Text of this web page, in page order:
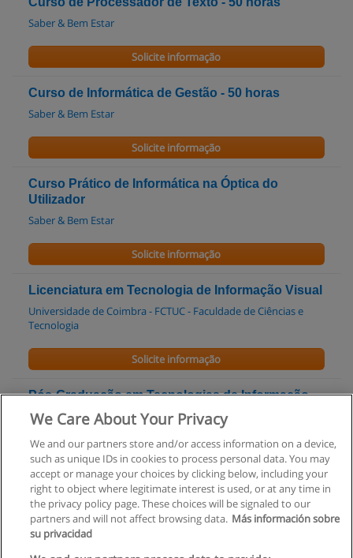
Saber & Bem Estar
Solicite informação
Curso de Informática de Gestão - 50 horas
Saber & Bem Estar
Solicite informação
Curso Prático de Informática na Óptica do
Utilizador
Saber & Bem Estar
Solicite informação
Licenciatura em Tecnologia de Informação Visual
Universidade de Coimbra - FCTUC - Faculdade de Ciências e
Tecnologia
Solicite informação
Pós-Graduação em Tecnologias de Informação
nas Organizações
Solicite informação
We Care About Your Privacy
We and our partners store and/or access information on a device,
such as unique IDs in cookies to process personal data. You may
accept or manage your choices by clicking below, including your
right to object where legitimate interest is used, or at any time in
the privacy policy page. These choices will be signaled to our
partners and will not affect browsing data. Más información sobre
su privacidad